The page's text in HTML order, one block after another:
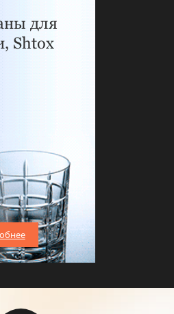
для
Shtox